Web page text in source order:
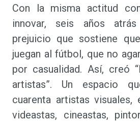
Con la misma actitud
innovar, seis años
prejuicio que sostiene
juegan al fútbol, que no
por casualidad. Así, creó
artistas”. Un espacio
cuarenta artistas visuales,
videastas, cineastas,